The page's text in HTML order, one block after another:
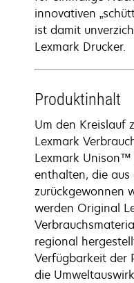
innovativen
ist damit
Lexmark Drucker.
Produktinhalt
Um den Kreislauf
Lexmark
Lexmark Unison™
enthalten, die aus
zurückgewonnen
werden Original
regional
Verfügbarkeit der
die